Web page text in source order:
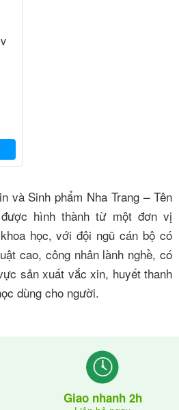
và Sinh phẩm Nha Trang – Tên
hình thành từ một đơn vị
học, với đội ngũ cán bộ có
cao, công nhân lành nghề, có
sản xuất vắc xin, huyết thanh
dùng cho người.
Giao nhanh 2h